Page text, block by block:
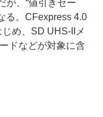
が、“値引きセー
る。CFexpress 4.0
め、SD UHS-IIメ
ドなどが対象に含